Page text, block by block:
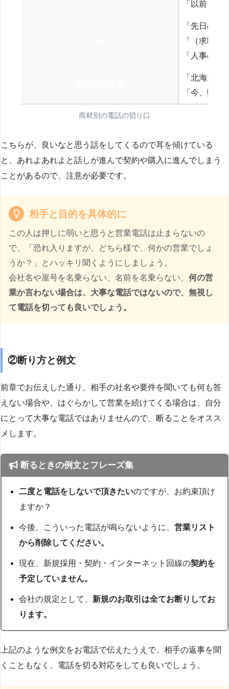
「以前、
「先日の
「（求職
「人事の方
「北海道
「今、弊
商材別の電話の切り口
こちらが、良いなと思う話をしてくるので耳を傾けている
と、あれよあれよと話しが進んで契約や購入に進んでしまう
ことがあるので、注意が必要です。
相手と目的を具体的に
この人は押しに弱いと思うと営業電話は止まらないの
で、「恐れ入りますが、どちら様で、何かの営業でしょ
うか？」とハッキリ聞くようにしましょう。
会社名や屋号を名乗らない、名前を名乗らない、 何の営
業か言わない場合は、大事な電話ではないので、無視し
て電話を切っても良いでしょう。
②断り方と例文
前章でお伝えした通り、相手の社名や要件を聞いても何も答
えない場合や、はぐらかして営業を続けてくる場合は、自分
にとって大事な電話ではありませんので、断ることをオスス
メします。
断るときの例文とフレーズ集
二度と電話をしないで頂きたいのですが、お約束頂け
ますか？
今後、こういった電話が鳴らないように、営業リスト
から削除してください。
現在、新規採用・契約・インターネット回線の契約を
予定していません。
会社の規定として、 新規のお取引は全てお断りしてお
ります。
上記のような例文をお電話で伝えたうえで、相手の返事を聞
くこともなく、電話を切る対応をしても良いでしょう。